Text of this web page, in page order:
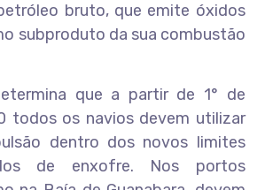
bruto, que emite óxidos
subproduto da sua combustão
que a partir de 1° de
todos os navios devem utilizar
dentro dos novos limites
de enxofre. Nos portos